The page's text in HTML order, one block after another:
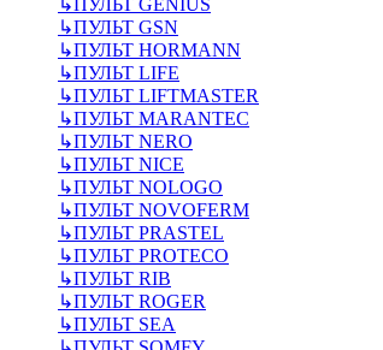
↳ПУЛЬТ GENIUS
↳ПУЛЬТ GSN
↳ПУЛЬТ HORMANN
↳ПУЛЬТ LIFE
↳ПУЛЬТ LIFTMASTER
↳ПУЛЬТ MARANTEC
↳ПУЛЬТ NERO
↳ПУЛЬТ NICE
↳ПУЛЬТ NOLOGO
↳ПУЛЬТ NOVOFERM
↳ПУЛЬТ PRASTEL
↳ПУЛЬТ PROTECO
↳ПУЛЬТ RIB
↳ПУЛЬТ ROGER
↳ПУЛЬТ SEA